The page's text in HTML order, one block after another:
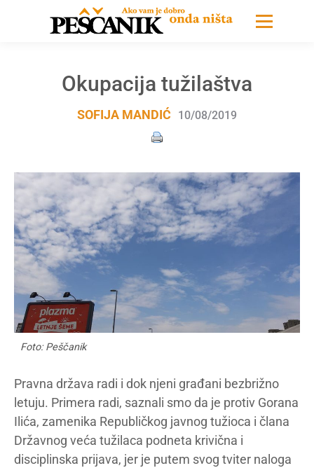
Okupacija tužilaštva
SOFIJA MANDIĆ 10/08/2019
Foto: Peščanik
Pravna država radi i dok njeni građani bezbrižno
letuju. Primera radi, saznali smo da je protiv Gorana
Ilića, zamenika Republičkog javnog tužioca i člana
Državnog veća tužilaca podneta krivična i
disciplinska prijava, jer je putem svog tviter naloga